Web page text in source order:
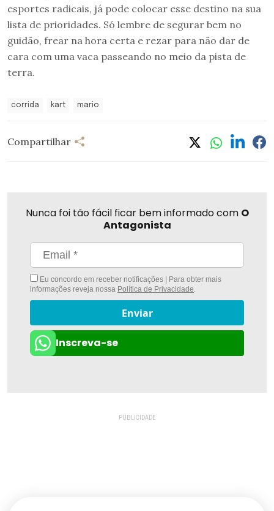
esportes radicais, já pode colocar esse destino na sua
lista de prioridades. Só lembre de segurar bem no
guidão, frear na hora certa e rezar para não dar de
cara com uma vaca passeando no meio da pista de
terra.
corrida kart mario
Compartilhar
Nunca foi tão fácil ficar bem informado com O
Antagonista
Eu concordo em receber notificações | Para obter mais
informações reveja nossa Política de Privacidade.
Enviar
Inscreva-se